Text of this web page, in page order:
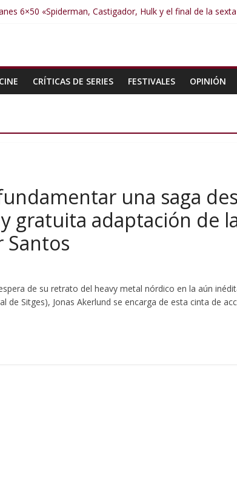
6×50 «Spiderman, Castigador, Hulk y el final de la
6×46 «Ciudadano Minion»
CRÍTICAS DE SERIES FESTIVALES OPINIÓN
una saga
gratuita adaptación de
Santos
de su retrato del heavy metal nórdico en la aún
de Sitges), Jonas Akerlund se encarga de esta cinta de